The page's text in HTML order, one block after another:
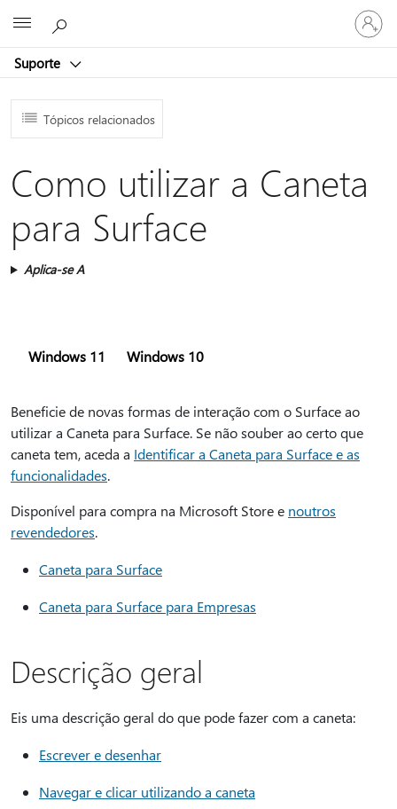
Suporte
Iniciar
sessão
na
Tópicos relacionados
Como utilizar a Caneta
para Surface
Aplica-se A
Windows 11 Windows 10
Beneficie de novas formas de interação com o Surface ao
utilizar a Caneta para Surface. Se não souber ao certo que
caneta tem, aceda a Identificar a Caneta para Surface e as
funcionalidades.
Disponível para compra na Microsoft Store e noutros
revendedores.
Caneta para Surface
Caneta para Surface para Empresas
Descrição geral
Eis uma descrição geral do que pode fazer com a caneta:
Escrever e desenhar
Navegar e clicar utilizando a caneta